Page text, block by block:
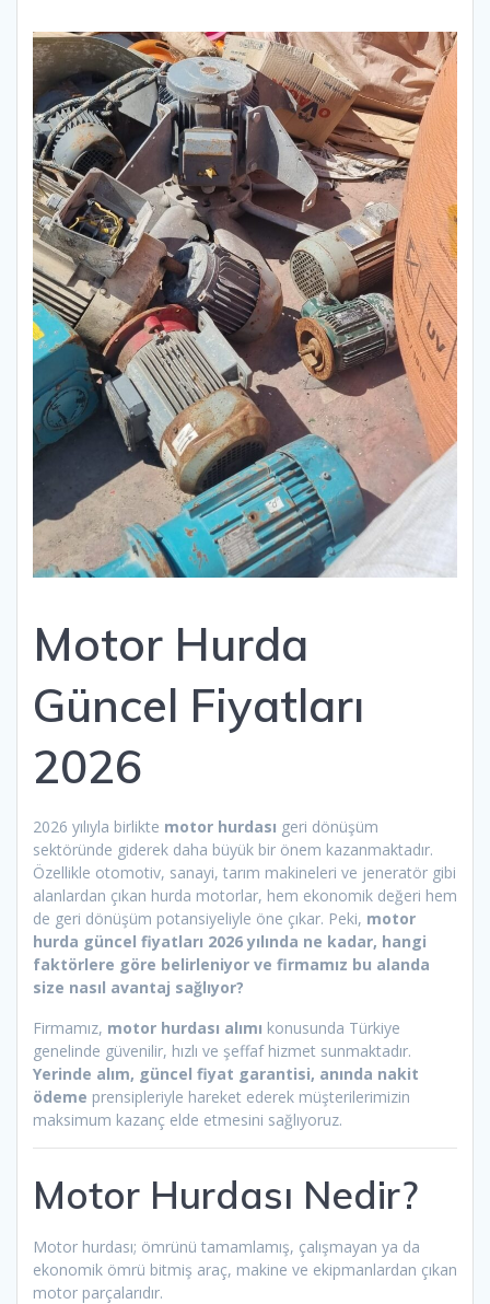
Motor Hurda
Güncel Fiyatları
2026
2026 yılıyla birlikte motor hurdası geri dönüşüm
sektöründe giderek daha büyük bir önem kazanmaktadır.
Özellikle otomotiv, sanayi, tarım makineleri ve jeneratör gibi
alanlardan çıkan hurda motorlar, hem ekonomik değeri hem
de geri dönüşüm potansiyeliyle öne çıkar. Peki, motor
hurda güncel fiyatları 2026 yılında ne kadar, hangi
faktörlere göre belirleniyor ve firmamız bu alanda
size nasıl avantaj sağlıyor?
Firmamız, motor hurdası alımı konusunda Türkiye
genelinde güvenilir, hızlı ve şeffaf hizmet sunmaktadır.
Yerinde alım, güncel fiyat garantisi, anında nakit
ödeme prensipleriyle hareket ederek müşterilerimizin
maksimum kazanç elde etmesini sağlıyoruz.
Motor Hurdası Nedir?
Motor hurdası; ömrünü tamamlamış, çalışmayan ya da
ekonomik ömrü bitmiş araç, makine ve ekipmanlardan çıkan
motor parçalarıdır.